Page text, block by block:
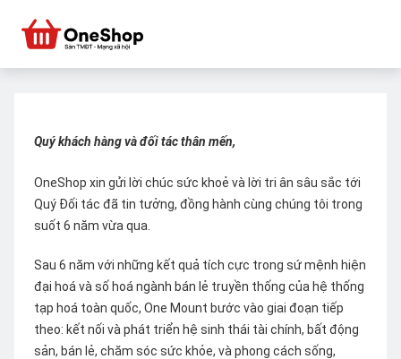
Quý khách hàng và đối tác thân mến,
OneShop xin gửi lời chúc sức khoẻ và lời tri ân sâu sắc tới
Quý Đối tác đã tin tưởng, đồng hành cùng chúng tôi trong
suốt 6 năm vừa qua.
Sau 6 năm với những kết quả tích cực trong sứ mệnh hiện
đại hoá và số hoá ngành bán lẻ truyền thống của hệ thống
tạp hoá toàn quốc, One Mount bước vào giai đoạn tiếp
theo: kết nối và phát triển hệ sinh thái tài chính, bất động
sản, bán lẻ, chăm sóc sức khỏe, và phong cách sống,